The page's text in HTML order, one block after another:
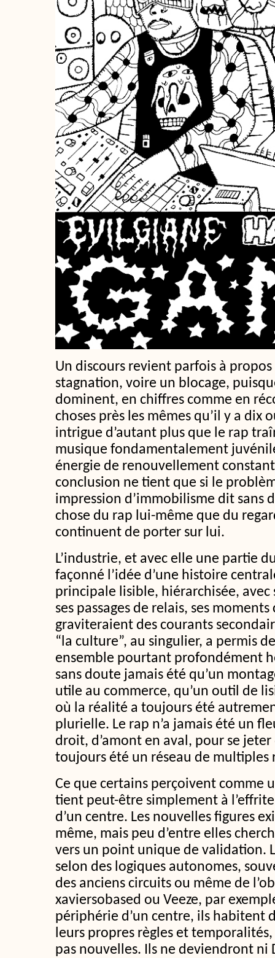
Un discours revient parfois à
stagnation, voire un blocage,
dominent, en chiffres comme en
choses près les mêmes qu’il y a dix
intrigue d’autant plus que le rap
musique fondamentalement
énergie de renouvellement
conclusion ne tient que si le
impression d’immobilisme dit sans
chose du rap lui-même que du
continuent de porter sur lui.
L’industrie, et avec elle une partie
façonné l’idée d’une histoire
principale lisible, hiérarchisée, avec
ses passages de relais, ses
graviteraient des courants
“la culture”, au singulier, a permis
ensemble pourtant profondément
sans doute jamais été qu’un
utile au commerce, qu’un outil de
où la réalité a toujours été
plurielle. Le rap n’a jamais été un
droit, d’amont en aval, pour se jeter
toujours été un réseau de multiples
Ce que certains perçoivent comme
tient peut-être simplement à
d’un centre. Les nouvelles figures
même, mais peu d’entre elles
vers un point unique de validation.
selon des logiques autonomes,
des anciens circuits ou même de
xaviersobased ou Veeze, par
périphérie d’un centre, ils habitent
leurs propres règles et
pas nouvelles. Ils ne deviendront ni